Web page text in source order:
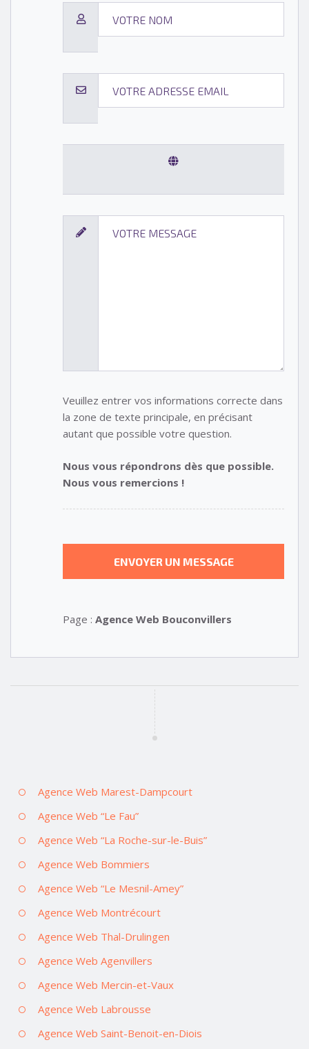
Veuillez entrer vos informations correcte dans
la zone de texte principale, en précisant
autant que possible votre question.
Nous vous répondrons dès que possible.
Nous vous remercions !
Page : Agence Web Bouconvillers
Agence Web Marest-Dampcourt
Agence Web “Le Fau”
Agence Web “La Roche-sur-le-Buis”
Agence Web Bommiers
Agence Web “Le Mesnil-Amey”
Agence Web Montrécourt
Agence Web Thal-Drulingen
Agence Web Agenvillers
Agence Web Mercin-et-Vaux
Agence Web Labrousse
Agence Web Saint-Benoit-en-Diois